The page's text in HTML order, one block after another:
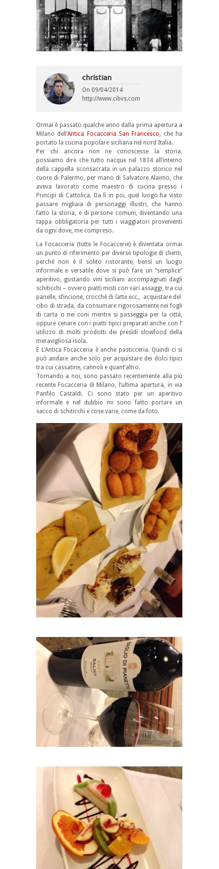
christian
On 09/04/2014
http://www.cibvs.com
Ormai è passato qualche anno dalla prima apertura a
Milano dell’Antica Focacceria San Francesco,
che ha
portato la cucina popolare siciliana nel nord Italia.
Per chi ancora non ne conoscesse la storia,
possiamo dire che tutto nacque nel 1834 all’interno
della cappella sconsacrata in un palazzo storico nel
cuore di Palermo, per mano di Salvatore Alaimo, che
aveva lavorato come maestro di cucina presso i
Principi di Cattolica. Da lì in poi, quel luogo ha visto
passare migliaia di personaggi illustri, che hanno
fatto la storia, e di persone comuni, diventando una
tappa obbligatoria per tutti i viaggiatori provenienti
da ogni dove, me compreso.
La Focacceria (tutte le Focaccerie) è diventata ormai
un punto di riferimento per diverse tipologie di clienti,
perché non è il solito ristorante, bensì un luogo
informale e versatile dove si può fare un “semplice”
aperitivo, gustando vini siciliani accompagnati dagli
schiticchi – ovvero piatti misti con vari assaggi, tra cui
panelle, sfincione, crocchè di latte ecc., acquistare del
cibo di strada, da consumare rigorosamente nei fogli
di carta o nei coni mentre si passeggia per la città,
oppure cenare con i piatti tipici preparati anche con l’
utilizzo di molti prodotti dei presìdi slowfood della
meravigliosa isola.
E L’Antica Focacceria è anche pasticceria. Quindi ci si
può andare anche solo per acquistare dei dolci tipici
tra cui cassatine, cannoli e quant’altro.
Tornando a noi, sono passato recentemente alla più
recente Focacceria di Milano, l’ultima apertura, in via
Panfilo Castaldi. Ci sono stato per un aperitivo
informale e nel dubbio mi sono fatto portare un
sacco di schiticchi e cose varie, come da foto.